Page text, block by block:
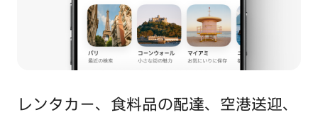
レンタカー、食料品の配達、空港送迎、